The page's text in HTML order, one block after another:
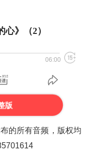
心》（2）
06:00
版
的所有音频，版权均